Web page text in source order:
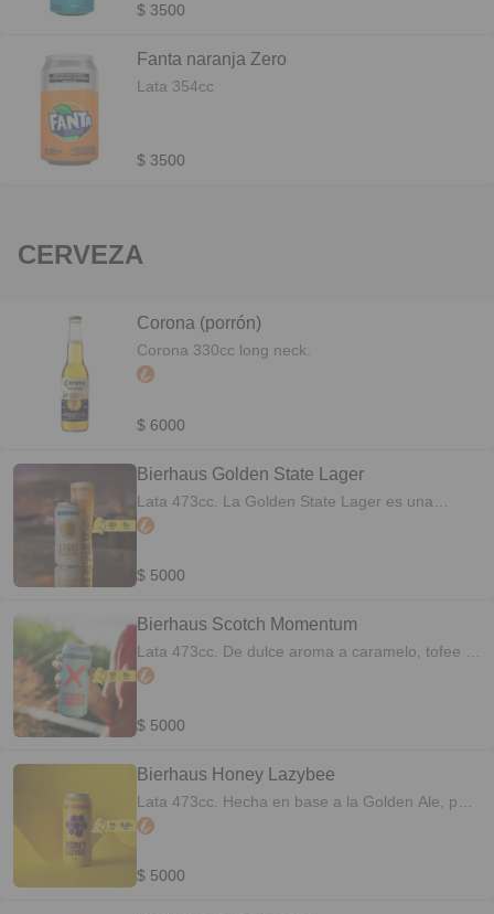
$ 3500
Fanta naranja Zero
Lata 354cc
$ 3500
CERVEZA
Corona (porrón)
Corona 330cc long neck.
$ 6000
Bierhaus Golden State Lager
Lata 473cc. La Golden State Lager es una
cerveza rubia, con reflejos dorados, cristalina,
persistente. Su aroma es limpio y agradable, con
frescura.
$ 5000
Bierhaus Scotch Momentum
Lata 473cc. De dulce aroma a caramelo, tofee y
bizcocho, bajo amargor y cuerpo medio a ligero.
segundo sos un gaitero profesional.
$ 5000
Bierhaus Honey Lazybee
Lata 473cc. Hecha en base a la Golden Ale, pero
con un toque de maltas caramelo durante el
muy bajo y leve dulzor en boca. Tan dulce que
$ 5000